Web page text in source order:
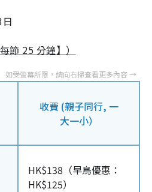
節 25 分鐘】）
收費 (親子同行, 一
大一小）
HK$138（早鳥優惠：
HK$125）